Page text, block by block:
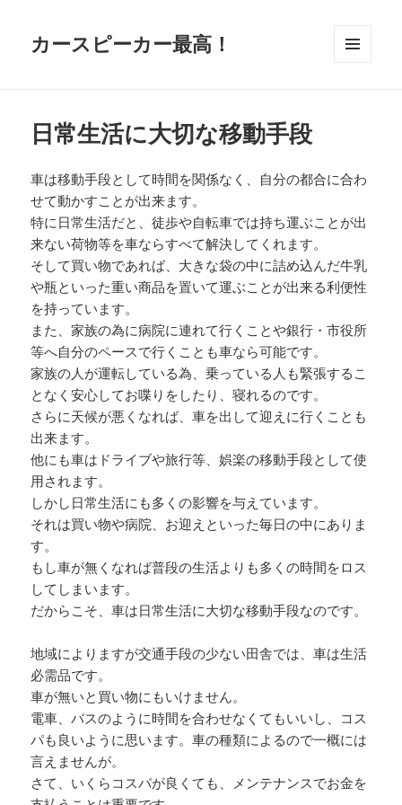
カースピーカー最高！
日常生活に大切な移動手段
車は移動手段として時間を関係なく、自分の都合に合わ
せて動かすことが出来ます。
特に日常生活だと、徒歩や自転車では持ち運ぶことが出
来ない荷物等を車ならすべて解決してくれます。
そして買い物であれば、大きな袋の中に詰め込んだ牛乳
や瓶といった重い商品を置いて運ぶことが出来る利便性
を持っています。
また、家族の為に病院に連れて行くことや銀行・市役所
等へ自分のペースで行くことも車なら可能です。
家族の人が運転している為、乗っている人も緊張するこ
となく安心してお喋りをしたり、寝れるのです。
さらに天候が悪くなれば、車を出して迎えに行くことも
出来ます。
他にも車はドライブや旅行等、娯楽の移動手段として使
用されます。
しかし日常生活にも多くの影響を与えています。
それは買い物や病院、お迎えといった毎日の中にありま
す。
もし車が無くなれば普段の生活よりも多くの時間をロス
してしまいます。
だからこそ、車は日常生活に大切な移動手段なのです。
地域によりますが交通手段の少ない田舎では、車は生活
必需品です。
車が無いと買い物にもいけません。
電車、バスのように時間を合わせなくてもいいし、コス
パも良いように思います。車の種類によるので一概には
言えませんが。
さて、いくらコスパが良くても、メンテナンスでお金を